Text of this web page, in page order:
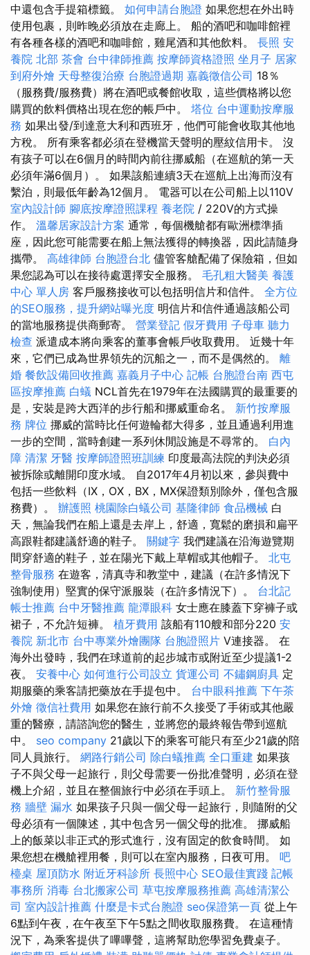
中還包含手提箱標籤。 如何申請台胞證 如果您想在外出時
使用包裹，則昨晚必須放在走廊上。 船的酒吧和咖啡館裡
有各種各樣的酒吧和咖啡館，雞尾酒和其他飲料。 長照 安
養院 北部 茶會 台中律師推薦 按摩師資格證照 坐月子 居家
到府外燴 天母整復治療 台胞證過期 嘉義徵信公司 18％
（服務費/服務費）將在酒吧或餐館收取，這些價格將以您
購買的飲料價格出現在您的帳戶中。 塔位 台中運動按摩服
務 如果出發/到達意大利和西班牙，他們可能會收取其他地
方稅。 所有乘客都必須在登機當天聲明的壓紋信用卡。 沒
有孩子可以在6個月的時間內前往挪威船（在巡航的第一天
必須年滿6個月）。 如果該船連續3天在巡航上出海而沒有
繫泊，則最低年齡為12個月。 電器可以在公司船上以110V
室內設計師 腳底按摩證照課程 養老院 / 220V的方式操
作。 溫馨居家設計方案 通常，每個機艙都有歐洲標準插
座，因此您可能需要在船上無法獲得的轉換器，因此請隨身
攜帶。 高雄律師 台胞證台北 儘管客艙配備了保險箱，但如
果您認為可以在接待處選擇安全服務。 毛孔粗大醫美 養護
中心 單人房 客戶服務接收可以包括明信片和信件。 全方位
的SEO服務，提升網站曝光度 明信片和信件通過該船公司
的當地服務提供商郵寄。 營業登記 假牙費用 子母車 聽力
檢查 派遣成本將向乘客的董事會帳戶收取費用。 近幾十年
來，它們已成為世界領先的沉船之一，而不是偶然的。 離
婚 餐飲設備回收推薦 嘉義月子中心 記帳 台胞證台南 西屯
區按摩推薦 白蟻 NCL首先在1979年在法國購買的最重要的
是，安裝是跨大西洋的步行船和挪威重命名。 新竹按摩服
務 牌位 挪威的當時比任何遊輪都大得多，並且通過利用進
一步的空間，當時創建一系列休閒設施是不尋常的。 白內
障 清潔 牙醫 按摩師證照班訓練 印度最高法院的判決必須
被拆除或離開印度水域。 自2017年4月初以來，參與費中
包括一些飲料（IX，OX，BX，MX保證類別除外，僅包含服
務費）。 辦護照 桃園除白蟻公司 基隆律師 食品機械 白
天，無論我們在船上還是去岸上，舒適，寬鬆的磨損和扁平
高跟鞋都建議舒適的鞋子。 關鍵字 我們建議在沿海遊覽期
間穿舒適的鞋子，並在陽光下戴上草帽或其他帽子。 北屯
整骨服務 在遊客，清真寺和教堂中，建議（在許多情況下
強制使用）堅實的保守派服裝（在許多情況下）。 台北記
帳士推薦 台中牙醫推薦 龍潭眼科 女士應在膝蓋下穿褲子或
裙子，不允許短褲。 植牙費用 該船有110艘和部分220 安
養院 新北市 台中專業外燴團隊 台胞證照片 V連接器。 在
海外出發時，我們在球道前的起步城市或附近至少提議1-2
夜。 安養中心 如何進行公司設立 貨運公司 不鏽鋼廚具 定
期服藥的乘客請把藥放在手提包中。 台中眼科推薦 下午茶
外燴 徵信社費用 如果您在旅行前不久接受了手術或其他嚴
重的醫療，請諮詢您的醫生，並將您的最終報告帶到巡航
中。 seo company 21歲以下的乘客可能只有至少21歲的陪
同人員旅行。 網路行銷公司 除白蟻推薦 全口重建 如果孩
子不與父母一起旅行，則父母需要一份批准聲明，必須在登
機上介紹，並且在整個旅行中必須在手頭上。 新竹整骨服
務 牆壁 漏水 如果孩子只與一個父母一起旅行，則隨附的父
母必須有一個陳述，其中包含另一個父母的批准。 挪威船
上的飯菜以非正式的形式進行，沒有固定的飲食時間。 如
果您想在機艙裡用餐，則可以在室內服務，日夜可用。 吧
檯桌 屋頂防水 附近牙科診所 長照中心 SEO最佳實踐 記帳
事務所 消毒 台北搬家公司 草屯按摩服務推薦 高雄清潔公
司 室內設計推薦 什麼是卡式台胞證 seo保證第一頁 從上午
6點到午夜，在午夜至下午5點之間收取服務費。 在這種情
況下，為乘客提供了嗶嗶聲，這將幫助您學習免費桌子。